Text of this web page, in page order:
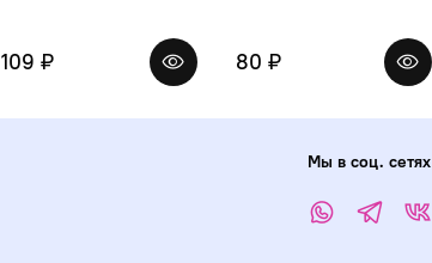
109 ₽ 80 ₽
Мы в соц. сетях